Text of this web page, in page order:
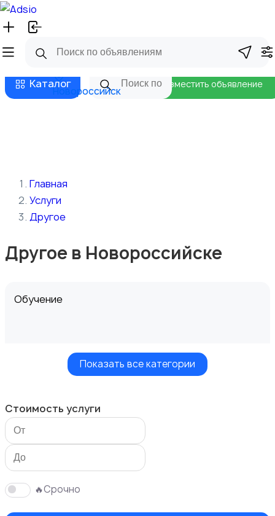
Русский
Бизнес тарифы
Каталог
Новороссийск
Разместить объявление
Главная
Услуги
Другое
Другое в Новороссийске
Обучение
Показать все категории
Стоимость услуги
🔥Срочно